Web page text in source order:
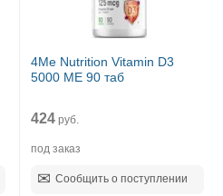
4Me Nutrition Vitamin D3
5000 МЕ 90 таб
424 руб.
под заказ
Сообщить о поступлении